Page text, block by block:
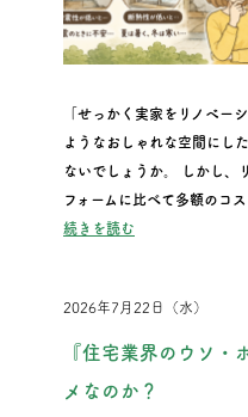
「せっかく実家をリノベー
ようなおしゃれな空間にし
ないでしょうか。 しかし、
フォームに比べて多額のコ
続きを読む“見た目だけのリ
2026年7月22日（水）
『住宅業界のウソ・
メなのか？